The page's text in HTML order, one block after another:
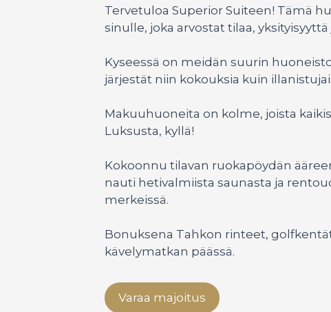
Tervetuloa Superior Suiteen! Tämä
sinulle, joka arvostat tilaa,
Kyseessä on meidän suurin
järjestät niin kokouksia kuin
Makuuhuoneita on kolme, joista
Luksusta, kyllä!
Kokoonnu tilavan ruokapöydän
nauti hetivalmiista saunasta ja
merkeissä.
Bonuksena Tahkon rinteet,
kävelymatkan päässä.
Varaa majoitus